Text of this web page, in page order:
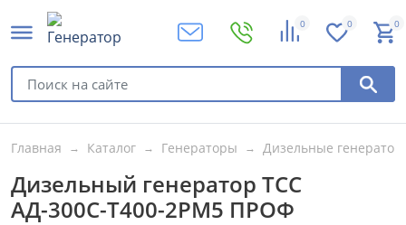
0 0 0
Главная Каталог Генераторы Дизельные
Дизельный генератор ТСС
АД-300С-Т400-2РМ5 ПРОФ